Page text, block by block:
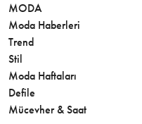
MODA
Moda Haberleri
Trend
Stil
Moda Haftaları
Defile
Mücevher & Saat